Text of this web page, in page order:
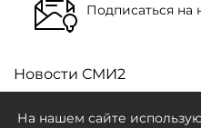
Подписаться на
Новости СМИ2
На нашем сайте